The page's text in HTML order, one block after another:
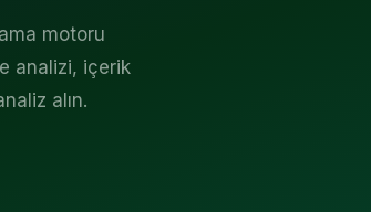
motoru
analizi, içerik
alın.